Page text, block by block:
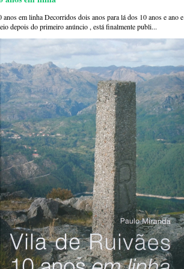
anos em linha Decorridos dois anos para lá dos 10 anos e ano e
depois do primeiro anúncio , está finalmente publi...